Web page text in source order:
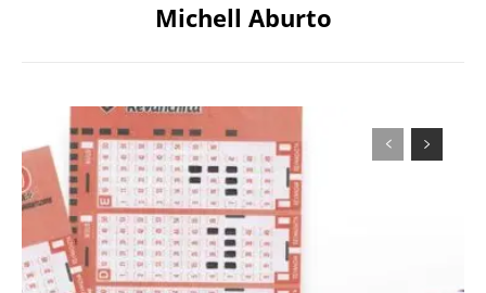
Michell Aburto